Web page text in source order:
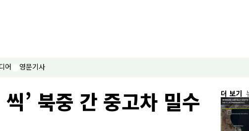
어 영문기사
’ 북중 간 중고차 밀수
더 보기